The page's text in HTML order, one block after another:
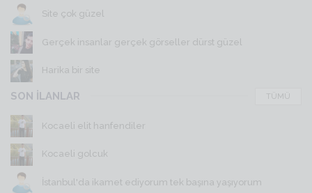
Site çok güzel
Gerçek insanlar gerçek görseller dürst güzel
Harika bir site
SON İLANLAR TÜMÜ
Kocaeli elit hanfendiler
Kocaeli golcuk
İstanbul'da ikamet ediyorum tek başına yaşıyorum